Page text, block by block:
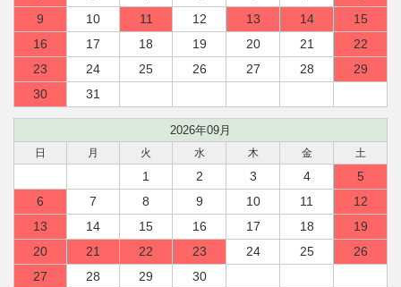
9
10 11 12 13 14
15
16
17 18 19 20 21
22
23
24 25 26 27 28
29
30
31
2026年09月
日 月 火 水 木 金 土
1 2 3 4
5
6
7 8 9 10 11
12
13
14 15 16 17 18
19
20
21 22 23 24 25
26
27
28 29 30